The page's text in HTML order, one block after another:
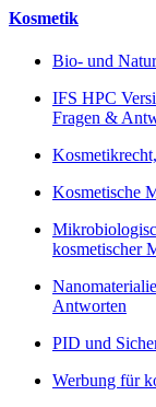
Kosmetik
Bio- und
IFS HPC
Fragen &
Kosmetische
kosmetischer
Antworten
PID und
Werbung für